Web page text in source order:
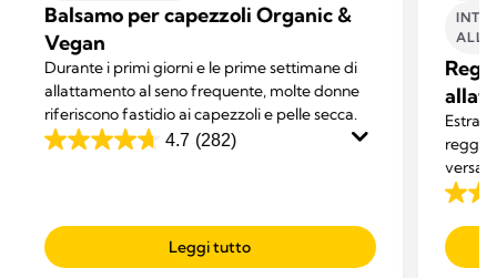
Balsamo per capezzoli Organic &
Vegan
Durante i primi giorni e le prime settimane di
allattamento al seno frequente, molte donne
riferiscono fastidio ai capezzoli e pelle secca.
4.7 (282)
4.7
stelle.
282
Leggi tutto
Estrai
dotato
4.3
su
5